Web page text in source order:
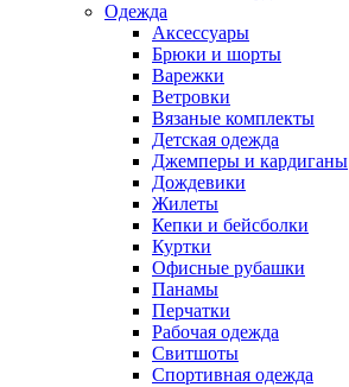
Одежда
Аксессуары
Брюки и шорты
Варежки
Ветровки
Вязаные комплекты
Детская одежда
Джемперы и кардиганы
Дождевики
Жилеты
Кепки и бейсболки
Куртки
Офисные рубашки
Панамы
Перчатки
Рабочая одежда
Свитшоты
Спортивная одежда